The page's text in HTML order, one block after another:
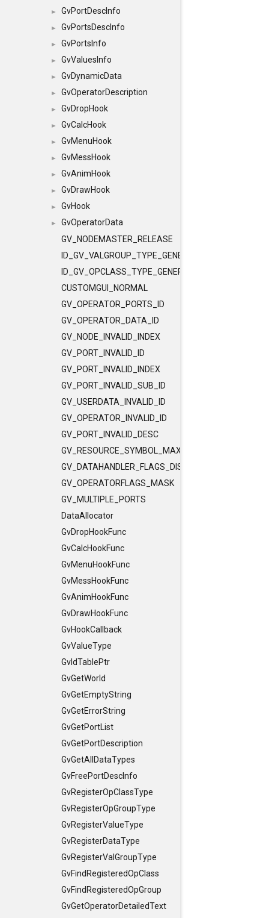
► GvPortDescInfo
► GvPortsDescInfo
► GvPortsInfo
► GvValuesInfo
► GvDynamicData
► GvOperatorDescription
► GvDropHook
► GvCalcHook
► GvMenuHook
► GvMessHook
► GvAnimHook
► GvDrawHook
► GvHook
►
GvOperatorData
GV_NODEMASTER_RELEASE
ID_GV_VALGROUP_TYPE_GENERAL
ID_GV_OPCLASS_TYPE_GENERAL
CUSTOMGUI_NORMAL
GV_OPERATOR_PORTS_ID
GV_OPERATOR_DATA_ID
GV_NODE_INVALID_INDEX
GV_PORT_INVALID_ID
GV_PORT_INVALID_INDEX
GV_PORT_INVALID_SUB_ID
GV_USERDATA_INVALID_ID
GV_OPERATOR_INVALID_ID
GV_PORT_INVALID_DESC
GV_RESOURCE_SYMBOL_MAX_LENGTH
GV_DATAHANDLER_FLAGS_DISCLEVEL
GV_OPERATORFLAGS_MASK
GV_MULTIPLE_PORTS
DataAllocator
GvDropHookFunc
GvCalcHookFunc
GvMenuHookFunc
GvMessHookFunc
GvAnimHookFunc
GvDrawHookFunc
GvHookCallback
GvValueType
GvIdTablePtr
GvGetWorld
GvGetEmptyString
GvGetErrorString
GvGetPortList
GvGetPortDescription
GvGetAllDataTypes
GvFreePortDescInfo
GvRegisterOpClassType
GvRegisterOpGroupType
GvRegisterValueType
GvRegisterDataType
GvRegisterValGroupType
GvFindRegisteredOpClass
GvFindRegisteredOpGroup
GvGetOperatorDetailedText